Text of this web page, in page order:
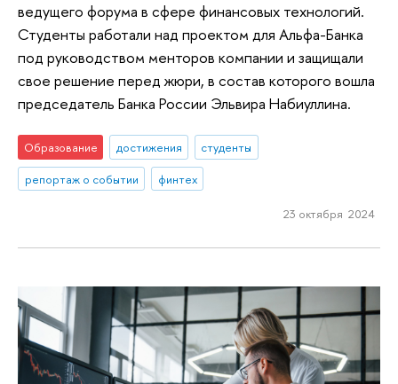
ведущего форума в сфере финансовых технологий.
Студенты работали над проектом для Альфа-Банка
под руководством менторов компании и защищали
свое решение перед жюри, в состав которого вошла
председатель Банка России Эльвира Набиуллина.
Образование достижения
студенты
репортаж о событии
финтех
23 октября 2024